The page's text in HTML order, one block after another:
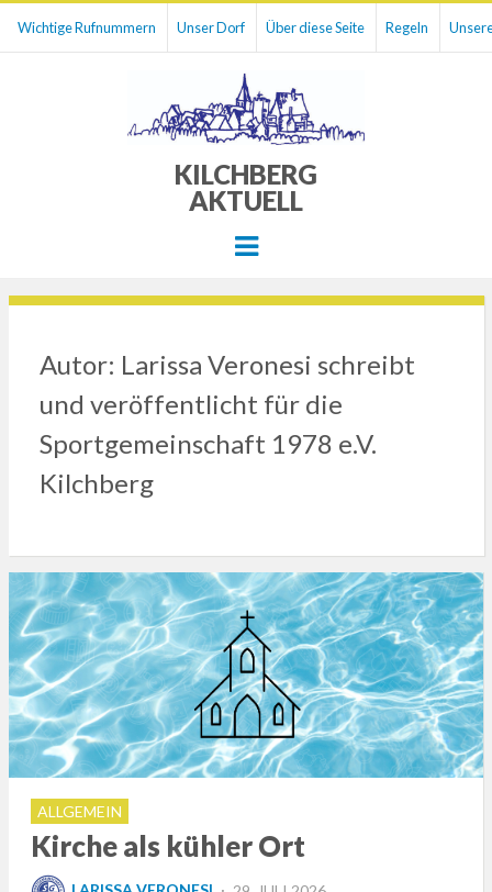
Wichtige Rufnummern Unser Dorf Über diese Seite Regeln
KILCHBERG
AKTUELL
Menu
Autor: Larissa Veronesi schreibt
und veröffentlicht für die
Sportgemeinschaft 1978 e.V.
Kilchberg
ALLGEMEIN
Kirche als kühler Ort
POSTED